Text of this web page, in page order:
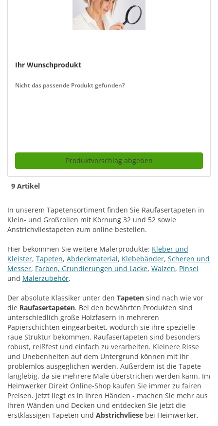
Ihr Wunschprodukt
Nicht das passende Produkt gefunden?
Produktvorschlag abgeben
9 Artikel
In unserem Tapetensortiment finden Sie Raufasertapeten in
Klein- und Großrollen mit Körnung 32 und 52 sowie
Anstrichvliestapeten zum online bestellen.
Hier bekommen Sie weitere Malerprodukte: Kleber und
Kleister, Tapeten, Abdeckmaterial, Klebebänder, Scheren und
Messer, Farben, Grundierungen und Lacke, Walzen, Pinsel
und Malerzubehör.
Der absolute Klassiker unter den Tapeten sind nach wie vor
die Raufasertapeten. Bei den bewährten Produkten sind
unterschiedlich große Holzfasern in mehreren
Papierschichten eingearbeitet, wodurch sie ihre spezielle
raue Struktur bekommen. Raufasertapeten sind besonders
robust, reißfest und einfach zu verarbeiten. Kleinere Risse
und Unebenheiten auf dem Untergrund können mit ihr
problemlos ausgeglichen werden. Außerdem ist die Tapete
langlebig, da sie mehrere Male überstrichen werden kann. Im
Heimwerker Direkt Online-Shop kaufen Sie immer zu fairen
Preisen. Jetzt liegt es in Ihren Händen - machen Sie mehr aus
Ihren Wänden und Decken und entdecken Sie jetzt die
erstklassigen Tapeten und Abstrichvliese bei Heimwerker.